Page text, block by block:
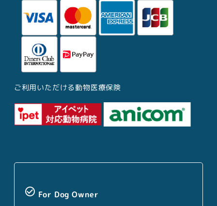
ご利用いただける動物医療保険
check_circle_outline For Dog Owner